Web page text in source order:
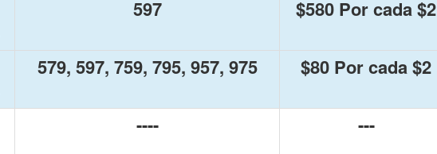
597 $580 Por cada $2
579, 597, 759, 795, 957, 975 $80 Por cada $2
---- ---